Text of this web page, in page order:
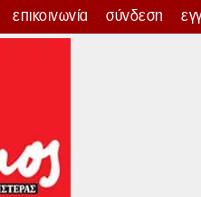
επικοινωνία σύνδεση